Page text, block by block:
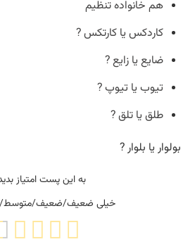
هم خانواده تنظیم
کاردکس یا کارتکس ?
ضایع یا زایع ?
تیوب یا تیوپ ?
طلق یا تلق ?
بولوار یا بلوار ?
به این پست امتیاز
خیلی ضعیف/ضعیف/